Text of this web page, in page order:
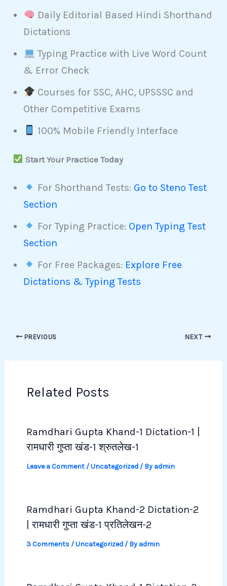
Daily Editorial Based Hindi Shorthand
Dictations
Typing Practice with Live Word Count
& Error Check
Courses for SSC, AHC, UPSSSC and
Other Competitive Exams
100% Mobile Friendly Interface
Start Your Practice Today
For Shorthand Tests: Go to Steno Test
Section
For Typing Practice: Open Typing Test
Section
For Free Packages: Explore Free
Dictations & Typing Tests
PREVIOUS NEXT
Related Posts
Ramdhari Gupta Khand-1 Dictation-1 |
रामधारी गुप्ता खंड-1 श्रुतलेख-1
Leave a Comment /Uncategorized/ Byadmin
Ramdhari Gupta Khand-2 Dictation-2
| रामधारी गुप्ता खंड-1 प्रतिलेखन-2
3 Comments /Uncategorized/ Byadmin